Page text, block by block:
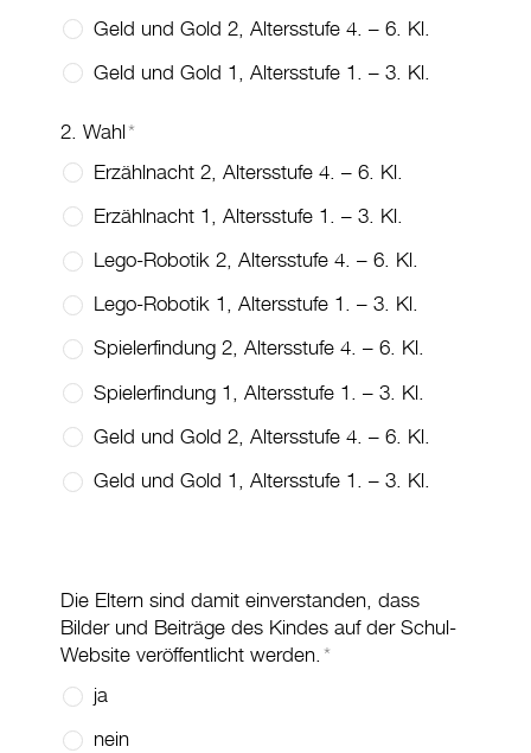
Geld und Gold 2, Altersstufe 4. – 6. Kl.
Geld und Gold 1, Altersstufe 1. – 3. Kl.
2. Wahl *
Erzählnacht 2, Altersstufe 4. – 6. Kl.
Erzählnacht 1, Altersstufe 1. – 3. Kl.
Lego-Robotik 2, Altersstufe 4. – 6. Kl.
Lego-Robotik 1, Altersstufe 1. – 3. Kl.
Spielerfindung 2, Altersstufe 4. – 6. Kl.
Spielerfindung 1, Altersstufe 1. – 3. Kl.
Geld und Gold 2, Altersstufe 4. – 6. Kl.
Geld und Gold 1, Altersstufe 1. – 3. Kl.
Die Eltern sind damit einverstanden, dass
Bilder und Beiträge des Kindes auf der Schul-
Website veröffentlicht werden. *
ja
nein